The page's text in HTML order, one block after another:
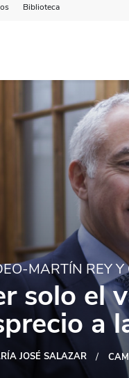
Biblioteca
MARTÍN REY Y
solo el
a
JOSÉ SALAZAR